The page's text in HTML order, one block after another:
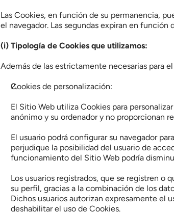
Las Cookies, en función de su permanencia,
el navegador. Las segundas expiran en
(i) Tipología de Cookies que utilizamos:
Además de las estrictamente necesarias para
Cookies de personalización:
El Sitio Web utiliza Cookies para
anónimo y su ordenador y no proporcionan
El usuario podrá configurar su navegador
perjudique la posibilidad del usuario de
funcionamiento del Sitio Web podría
Los usuarios registrados, que se registren o
su perfil, gracias a la combinación de los
Dichos usuarios autorizan expresamente el
deshabilitar el uso de Cookies.